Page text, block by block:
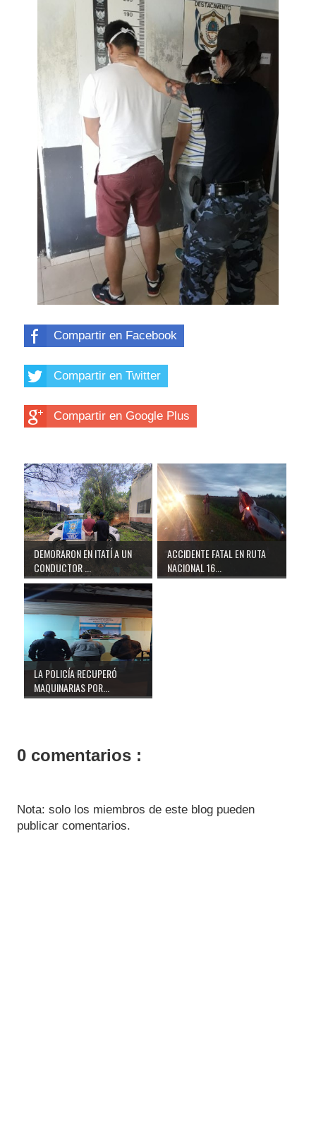
Compartir en Facebook
Compartir en Twitter
Compartir en Google Plus
DEMORARON EN ITATÍ A UN
CONDUCTOR ...
ACCIDENTE FATAL EN RUTA
NACIONAL 16...
LA POLICÍA RECUPERÓ
MAQUINARIAS POR...
0 comentarios :
Nota: solo los miembros de este blog pueden
publicar comentarios.